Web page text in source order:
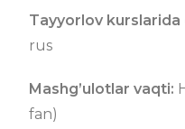
Tayyorlov kurslarida
rus
Mashg’ulotlar vaqti:
fan)